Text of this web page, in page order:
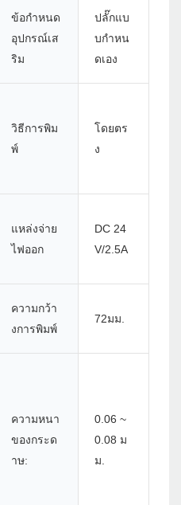
ข้อกำหนด
อุปกรณ์เส
ริม
ปลั๊กแบ
บกำหน
ดเอง
วิธีการพิม
พ์
โดยตร
ง
แหล่งจ่าย
ไฟออก
DC 24
V/2.5A
ความกว้า
งการพิมพ์
72มม.
ความหนา
ของกระด
าษ:
0.06 ~
0.08 ม
ม.